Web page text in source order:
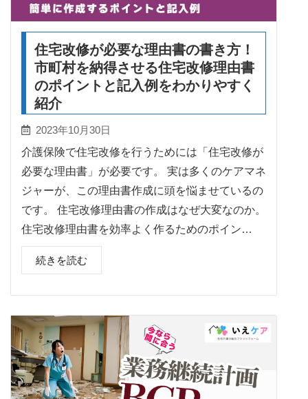
住宅改修が必要な理由書の書き方！
市町村を納得させる住宅改修理由書
のポイントと記入例をわかりやすく
紹介
2023年10月30日
介護保険で住宅改修を行うためには「住宅改修が
必要な理由書」が必要です。 実は多くのケアマネ
ジャーが、この理由書作成に頭を悩ませているの
です。 住宅改修理由書の作成はなぜ大変なのか。
住宅改修理由書を効率よく作るためのポイン…
続きを読む